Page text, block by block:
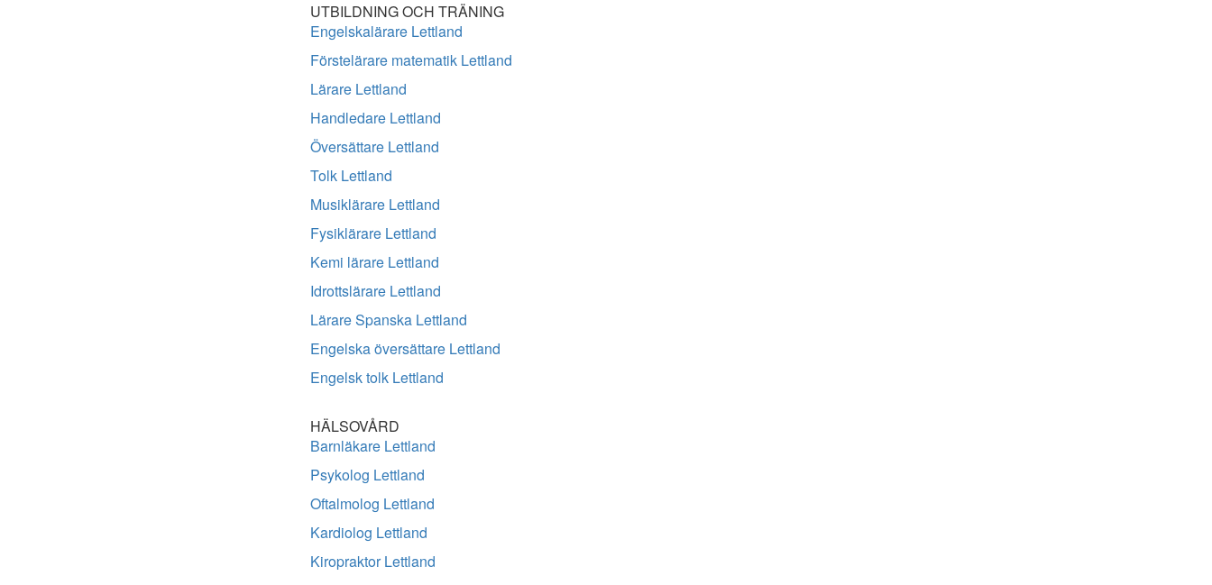
UTBILDNING OCH TRÄNING
Engelskalärare Lettland
Förstelärare matematik Lettland
Lärare Lettland
Handledare Lettland
Översättare Lettland
Tolk Lettland
Musiklärare Lettland
Fysiklärare Lettland
Kemi lärare Lettland
Idrottslärare Lettland
Lärare Spanska Lettland
Engelska översättare Lettland
Engelsk tolk Lettland
HÄLSOVÅRD
Barnläkare Lettland
Psykolog Lettland
Oftalmolog Lettland
Kardiolog Lettland
Kiropraktor Lettland